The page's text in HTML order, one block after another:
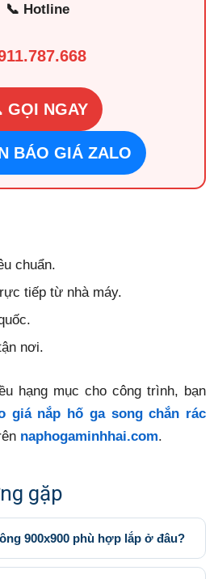
📞 Hotline
GỌI NGAY
BÁO GIÁ ZALO
chuẩn.
tiếp từ nhà máy.
nơi.
hạng mục cho công trình, bạn
giá nắp hố ga song chắn rác
naphogaminhhai.com.
gặp
900x900 phù hợp lắp ở đâu?